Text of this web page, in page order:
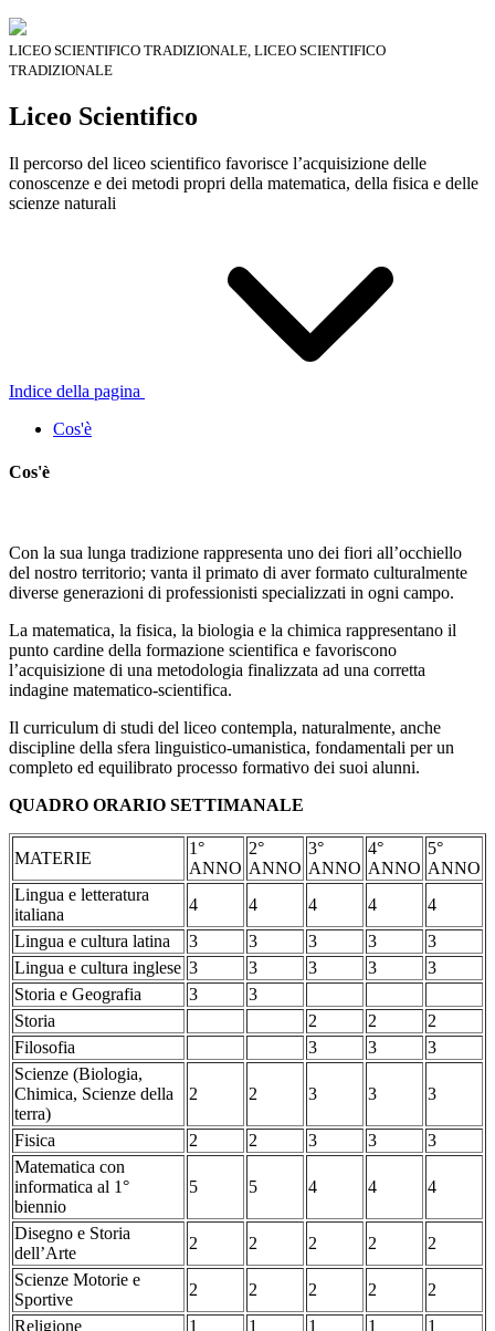
LICEO SCIENTIFICO TRADIZIONALE, LICEO SCIENTIFICO
TRADIZIONALE
Liceo Scientifico
Il percorso del liceo scientifico favorisce l’acquisizione delle
conoscenze e dei metodi propri della matematica, della fisica e delle
scienze naturali
Indice della pagina
Cos'è
Cos'è
Con la sua lunga tradizione rappresenta uno dei fiori all’occhiello
del nostro territorio; vanta il primato di aver formato culturalmente
diverse generazioni di professionisti specializzati in ogni campo.
La matematica, la fisica, la biologia e la chimica rappresentano il
punto cardine della formazione scientifica e favoriscono
l’acquisizione di una metodologia finalizzata ad una corretta
indagine matematico-scientifica.
Il curriculum di studi del liceo contempla, naturalmente, anche
discipline della sfera linguistico-umanistica, fondamentali per un
completo ed equilibrato processo formativo dei suoi alunni.
QUADRO ORARIO SETTIMANALE
MATERIE
1°
ANNO
2°
ANNO
3°
ANNO
4°
ANNO
5°
ANNO
Lingua e letteratura
italiana
4 4 4 4
4
Lingua e cultura latina
3 3 3 3
3
Lingua e cultura inglese 3 3 3 3
3
Storia e Geografia
3
3
Storia
2 2
2
Filosofia
3 3
3
Scienze (Biologia,
Chimica, Scienze della
terra)
2 2 3 3 3
Fisica 2 2 3 3
3
Matematica con
informatica al 1°
biennio
5 5 4 4 4
Disegno e Storia
dell’Arte
2 2 2 2
2
Scienze Motorie e
Sportive
2 2 2 2
2
Religione
1 1 1 1 1